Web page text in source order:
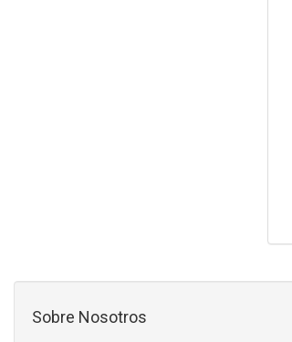
Sobre Nosotros